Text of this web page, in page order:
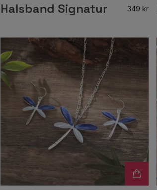
Halsband Signatur 349 kr